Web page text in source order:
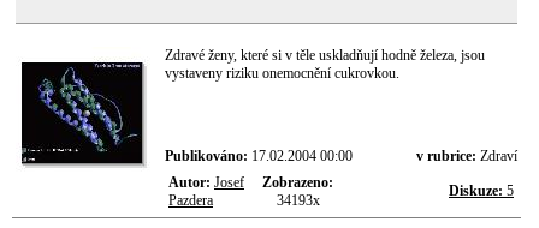
Zdravé ženy, které si v těle uskladňují hodně železa, jsou
vystaveny riziku onemocnění cukrovkou.
Publikováno: 17.02.2004 00:00 v rubrice: Zdraví
Autor: Josef
Pazdera
Zobrazeno:
34193x
Diskuze: 5